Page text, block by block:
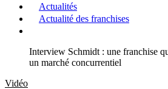
Actualités
Actualité des franchises
Interview Schmidt : une franchise
un marché concurrentiel
Vidéo